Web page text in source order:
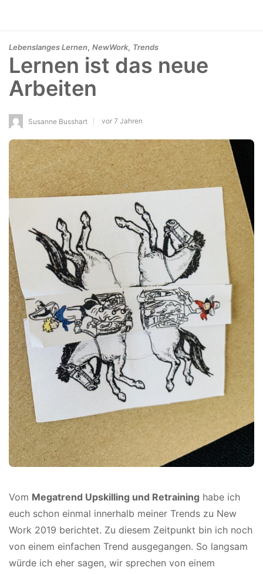
Lebenslanges Lernen, NewWork, Trends
Lernen ist das neue
Arbeiten
Susanne Busshart vor 7 Jahren
Vom Megatrend Upskilling und Retraining habe ich
euch schon einmal innerhalb meiner Trends zu New
Work 2019 berichtet. Zu diesem Zeitpunkt bin ich noch
von einem einfachen Trend ausgegangen. So langsam
würde ich eher sagen, wir sprechen von einem